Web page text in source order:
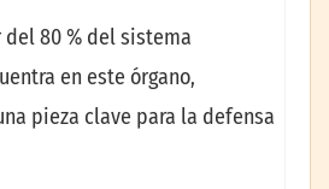
80 % del sistema
en este órgano,
pieza clave para la defensa